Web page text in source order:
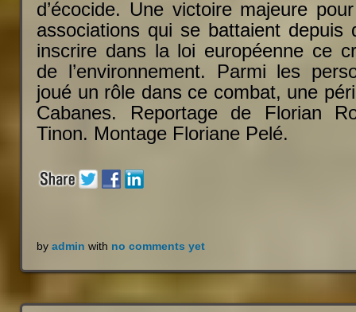
d’écocide. Une victoire majeure
associations qui se battaient depuis
inscrire dans la loi européenne ce
de l’environnement. Parmi les
joué un rôle dans ce combat, une
Cabanes. Reportage de Florian
Tinon. Montage Floriane Pelé.
byadmin with no comments yet